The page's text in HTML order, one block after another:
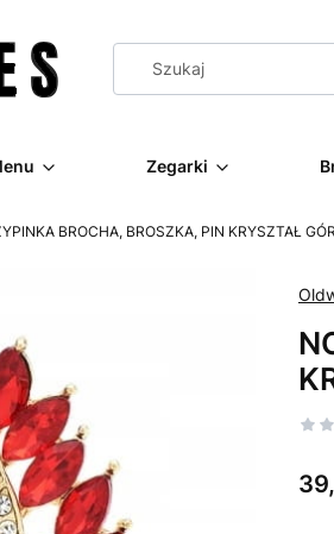
Zegarki
BROCHA, BROSZKA, PIN KRYSZTAŁ